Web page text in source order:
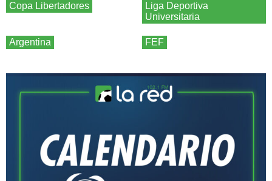
Copa Libertadores
Liga Deportiva
Universitaria
Argentina FEF